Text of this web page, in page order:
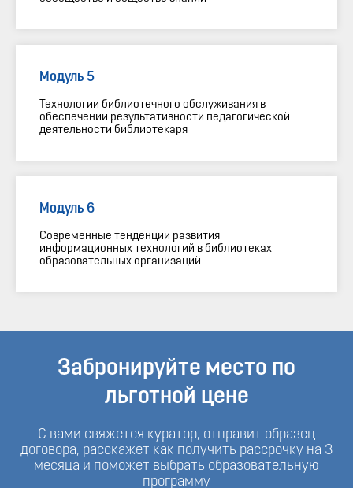
Модуль 5
Технологии библиотечного обслуживания в
обеспечении результативности педагогической
деятельности библиотекаря
Модуль 6
Современные тенденции развития
информационных технологий в библиотеках
образовательных организаций
Забронируйте место по
льготной цене
С вами свяжется куратор, отправит образец
договора, расскажет как получить рассрочку на 3
месяца и поможет выбрать образовательную
программу